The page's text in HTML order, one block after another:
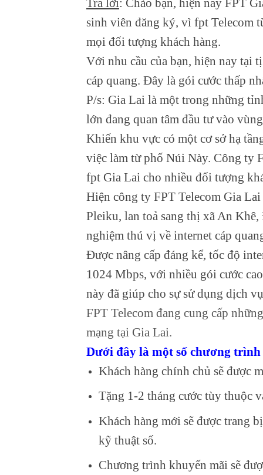
sinh viên đăng ký, vì fpt Telecom
mọi đối tượng khách hàng.
Với nhu cầu của bạn, hiện nay tại
cáp quang. Đây là gói cước thấp
P/s: Gia Lai là một trong những
lớn đang quan tâm đầu tư vào
Khiến khu vực có một cơ sở hạ
việc làm từ phố Núi Này. Công ty
fpt Gia Lai cho nhiều đối tượng
Hiện công ty FPT Telecom Gia
Pleiku, lan toả sang thị xã An
nghiệm thú vị về internet cáp
Được nâng cấp đáng kể, tốc độ
1024 Mbps, với nhiều gói cước
này đã giúp cho sự sử dụng dịch
FPT Telecom đang cung cấp
mạng tại Gia Lai.
Dưới đây là một số chương
Khách hàng chính chủ sẽ được
Tặng 1-2 tháng cước tùy thuộc
Khách hàng mới sẽ được trang
kỹ thuật số.
Chương trình khuyến mãi sẽ